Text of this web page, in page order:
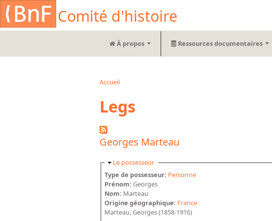
Aller au contenu principal
Comité d'histoire
À propos Ressources documentaires
Accueil
Legs
Georges Marteau
Masquer
Le possesseur
Type de possesseur: Personne
Prénom:Georges
Nom: Marteau
Origine géographique: France
Marteau, Georges (1858-1916)
Cookies management panel